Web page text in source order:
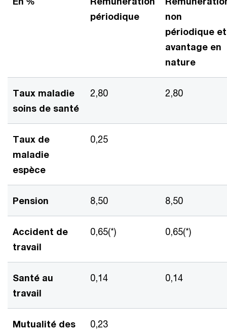
périodique
non
périodique et
avantage en
nature
Taux maladie
soins de santé
2,80 2,80
Taux de
maladie
espèce
0,25
Pension 8,50 8,50
Accident de
travail
0,65(*) 0,65(*)
Santé au
travail
0,14 0,14
Mutualité des
0,23